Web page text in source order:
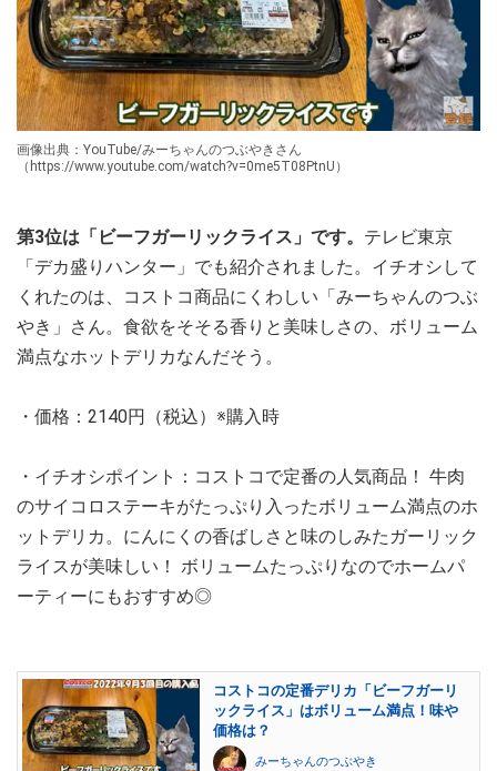
画像出典：YouTube/みーちゃんのつぶやきさん
（https://www.youtube.com/watch?v=0me5T08PtnU）
第3位は「ビーフガーリックライス」です。 テレビ東京
「デカ盛りハンター」でも紹介されました。イチオシして
くれたのは、コストコ商品にくわしい「みーちゃんのつぶ
やき」さん。食欲をそそる香りと美味しさの、ボリューム
満点なホットデリカなんだそう。
・価格：2140円（税込）※購入時
・イチオシポイント：コストコで定番の人気商品！ 牛肉
のサイコロステーキがたっぷり入ったボリューム満点のホ
ットデリカ。にんにくの香ばしさと味のしみたガーリック
ライスが美味しい！ ボリュームたっぷりなのでホームパ
ーティーにもおすすめ◎
コストコの定番デリカ「ビーフガーリ
ックライス」はボリューム満点！味や
価格は？
みーちゃんのつぶやき